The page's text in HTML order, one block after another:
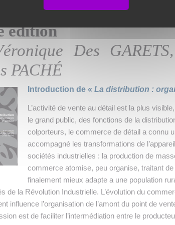
distribution :
édition
Des
PACHÉ
Introduction de « La distribution :
L’activité de vente au détail est la plus
le grand public, des fonctions de la
colporteurs, le commerce de détail a connu
accompagné les transformations de
sociétés industrielles : la production de
commerce atomise, peu organise, traitant
finalement mieux adapte a une population
de la Révolution Industrielle. L’évolution du
influence l’organisation de l’amont du point de
est de faciliter l’intermédiation entre le